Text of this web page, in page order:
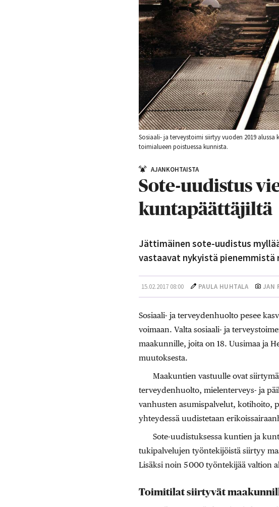
Sosiaali- ja terveystoimi siirtyy vuoden 2019
toimialueen poistuessa kunnista.
AJANKOHTAISTA
Sote-uudistus
kuntapäättäjiltä
Jättimäinen sote-uudistus
vastaavat nykyistä pienemmistä
15.02.2017 08:00 PAULA HUHTALA JAN
Sosiaali- ja terveydenhuolto pesee
voimaan. Valta sosiaali- ja
maakunnille, joita on 18. Uusimaa ja
muutoksesta.
Maakuntien vastuulle ovat
terveydenhuolto, mielenterveys- ja
vanhusten asumispalvelut, kotihoito,
yhteydessä uudistetaan
Sote-uudistuksessa kuntien ja
tukipalvelujen työntekijöistä siirtyy
Lisäksi noin 5 000 työntekijää valtion
Toimitilat siirtyvät